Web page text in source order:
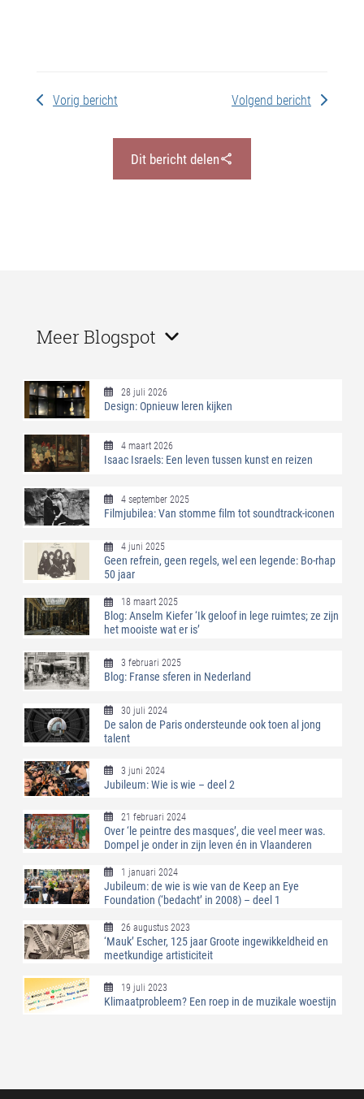
Vorig bericht Volgend bericht
Dit bericht delen
Meer Blogspot
28 juli 2026
Design: Opnieuw leren kijken
4 maart 2026
Isaac Israels: Een leven tussen kunst en reizen
4 september 2025
Filmjubilea: Van stomme film tot soundtrack-iconen
4 juni 2025
Geen refrein, geen regels, wel een legende: Bo-rhap
50 jaar
18 maart 2025
Blog: Anselm Kiefer ‘Ik geloof in lege ruimtes; ze zijn
het mooiste wat er is’
3 februari 2025
Blog: Franse sferen in Nederland
30 juli 2024
De salon de Paris ondersteunde ook toen al jong
talent
3 juni 2024
Jubileum: Wie is wie – deel 2
21 februari 2024
Over ‘le peintre des masques’, die veel meer was.
Dompel je onder in zijn leven én in Vlaanderen
1 januari 2024
Jubileum: de wie is wie van de Keep an Eye
Foundation (‘bedacht’ in 2008) – deel 1
26 augustus 2023
‘Mauk’ Escher, 125 jaar Groote ingewikkeldheid en
meetkundige artisticiteit
19 juli 2023
Klimaatprobleem? Een roep in de muzikale woestijn